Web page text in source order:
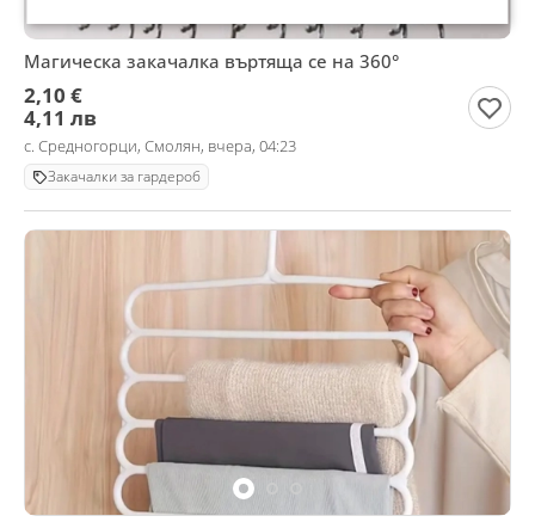
Магическа закачалка въртяща се на 360°
2,10 €
4,11 лв
с. Средногорци, Смолян, вчера, 04:23
Закачалки за гардероб